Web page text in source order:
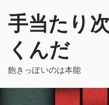
手当たり
くんだ
飽きっぽいのは本能